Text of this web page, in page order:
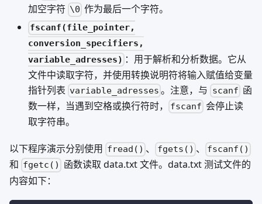
加空字符 \0 作为最后一个字符。
fscanf(file_pointer,
conversion_specifiers,
variable_adresses) ：用于解析和分析数据。它从
文件中读取字符，并使用转换说明符将输入赋值给变量
指针列表 variable_adresses 。注意，与 scanf 函
数一样，当遇到空格或换行符时，
fscanf 会停止读
取字符串。
以下程序演示分别使用 fread() 、 fgets() 、 fscanf()
和 fgetc()
函数读取 data.txt 文件。data.txt 测试文件的
内容如下：